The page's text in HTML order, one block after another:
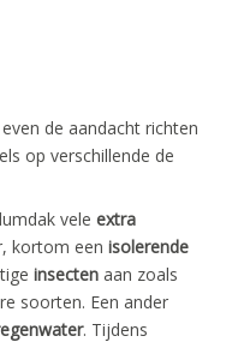
de aandacht richten
op verschillende de
vele extra
kortom een isolerende
insecten aan zoals
soorten. Een ander
. Tijdens